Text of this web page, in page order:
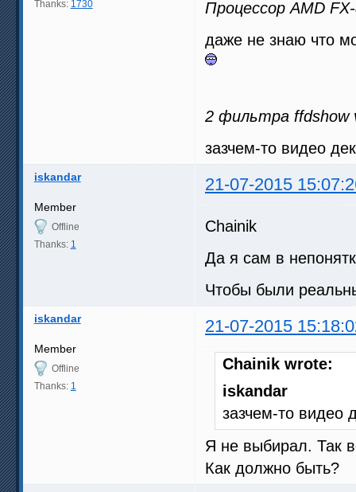
Thanks: 1730
Процессор AMD
даже не знаю что
2 фильтра ffdshow
зазчем-то видео
iskandar 21-07-2015
Member
Offline
Thanks: 1
Chainik
Да я сам в
Чтобы были
iskandar 21-07-2015
Member
Offline
Thanks: 1
Chainik wrote:
iskandar
зазчем-то видео
Я не выбирал. Так
Как должно быть?